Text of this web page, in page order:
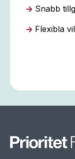
→ Snabb
→ Flexibla